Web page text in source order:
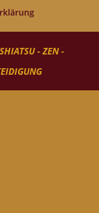
- ZEN -